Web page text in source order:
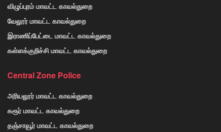
விழுப்புரம் மாவட்ட காவல்துறை
வேலூர் மாவட்ட காவல்துறை
இராணிப்பேட்டை மாவட்ட காவல்துறை
கள்ளக்குறிச்சி மாவட்ட காவல்துறை
Central Zone Police
அரியலூர் மாவட்ட காவல்துறை
கரூர் மாவட்ட காவல்துறை
தஞ்சாவூர் மாவட்ட காவல்துறை